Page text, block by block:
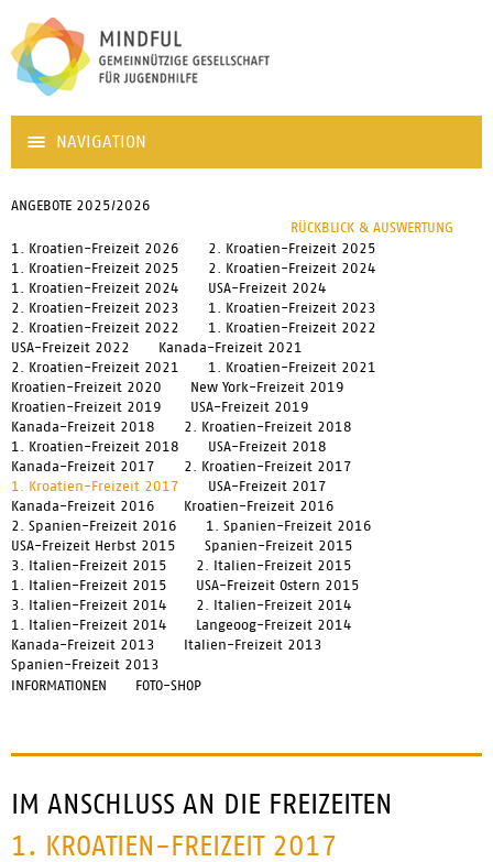
NAVIGATION
ANGEBOTE 2025/2026
RÜCKBLICK & AUSWERTUNG
1. Kroatien-Freizeit 2026
2. Kroatien-Freizeit 2025
1. Kroatien-Freizeit 2025
2. Kroatien-Freizeit 2024
1. Kroatien-Freizeit 2024
USA-Freizeit 2024
2. Kroatien-Freizeit 2023
1. Kroatien-Freizeit 2023
2. Kroatien-Freizeit 2022
1. Kroatien-Freizeit 2022
USA-Freizeit 2022
Kanada-Freizeit 2021
2. Kroatien-Freizeit 2021
1. Kroatien-Freizeit 2021
Kroatien-Freizeit 2020
New York-Freizeit 2019
Kroatien-Freizeit 2019
USA-Freizeit 2019
Kanada-Freizeit 2018
2. Kroatien-Freizeit 2018
1. Kroatien-Freizeit 2018
USA-Freizeit 2018
Kanada-Freizeit 2017
2. Kroatien-Freizeit 2017
1. Kroatien-Freizeit 2017
USA-Freizeit 2017
Kanada-Freizeit 2016
Kroatien-Freizeit 2016
2. Spanien-Freizeit 2016
1. Spanien-Freizeit 2016
USA-Freizeit Herbst 2015
Spanien-Freizeit 2015
3. Italien-Freizeit 2015
2. Italien-Freizeit 2015
1. Italien-Freizeit 2015
USA-Freizeit Ostern 2015
3. Italien-Freizeit 2014
2. Italien-Freizeit 2014
1. Italien-Freizeit 2014
Langeoog-Freizeit 2014
Kanada-Freizeit 2013
Italien-Freizeit 2013
Spanien-Freizeit 2013
INFORMATIONEN
FOTO-SHOP
IM ANSCHLUSS AN DIE FREIZEITEN
1. KROATIEN-FREIZEIT 2017